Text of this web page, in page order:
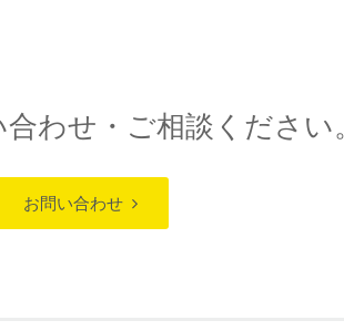
わせ・ご相談ください。
お問い合わせ